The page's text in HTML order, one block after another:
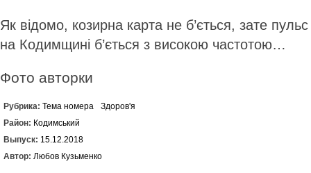
Як відомо, козирна карта не б’ється, зате
на Кодимщині б’ється з високою частотою…
Фото авторки
Рубрика: Тема номера
Здоров'я
Район: Кодимський
Выпуск: 15.12.2018
Автор: Любов Кузьменко